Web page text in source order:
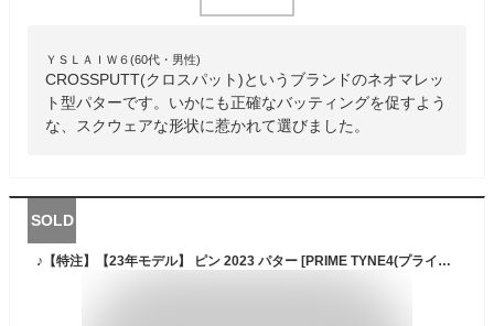
ＹＳＬＡＩＷ６(60代・男性)
CROSSPUTT(クロスパット)というブランドのネオマレッ
ト型パターです。いかにも正確なバッティングを促すよう
な、スクウェアな形状に惹かれて選びました。
SOLD
♪【特注】【23年モデル】 ピン 2023 パター [PRIME TYNE4(プライムタイン4)] ネオマレット型 PING PUTTER